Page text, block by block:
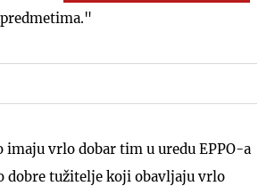
imaju vrlo dobar tim u uredu EPPO-a
dobre tužitelje koji obavljaju vrlo